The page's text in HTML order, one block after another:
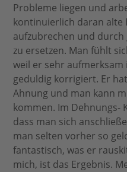
Probleme liegen und
kontinuierlich daran alte
aufzubrechen und durch
zu ersetzen. Man fühlt
weil er sehr
geduldig korrigiert. Er
Ahnung und man kann
kommen. Im Dehnungs-
dass man sich
man selten vorher so
fantastisch, was er
mich, ist das Ergebnis.